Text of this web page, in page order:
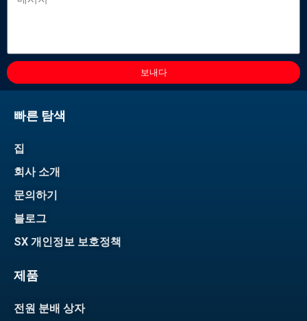
보내다
빠른 탐색
집
회사 소개
문의하기
블로그
SX 개인정보 보호정책
제품
전원 분배 상자